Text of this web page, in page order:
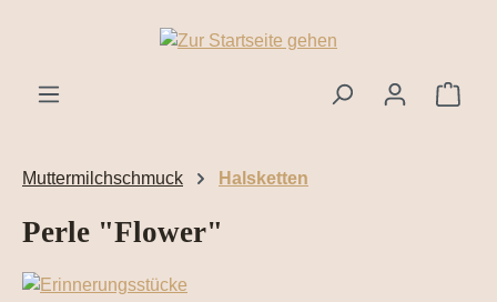
Zum Hauptinhalt springen
Muttermilchschmuck Halsketten
Perle "Flower"